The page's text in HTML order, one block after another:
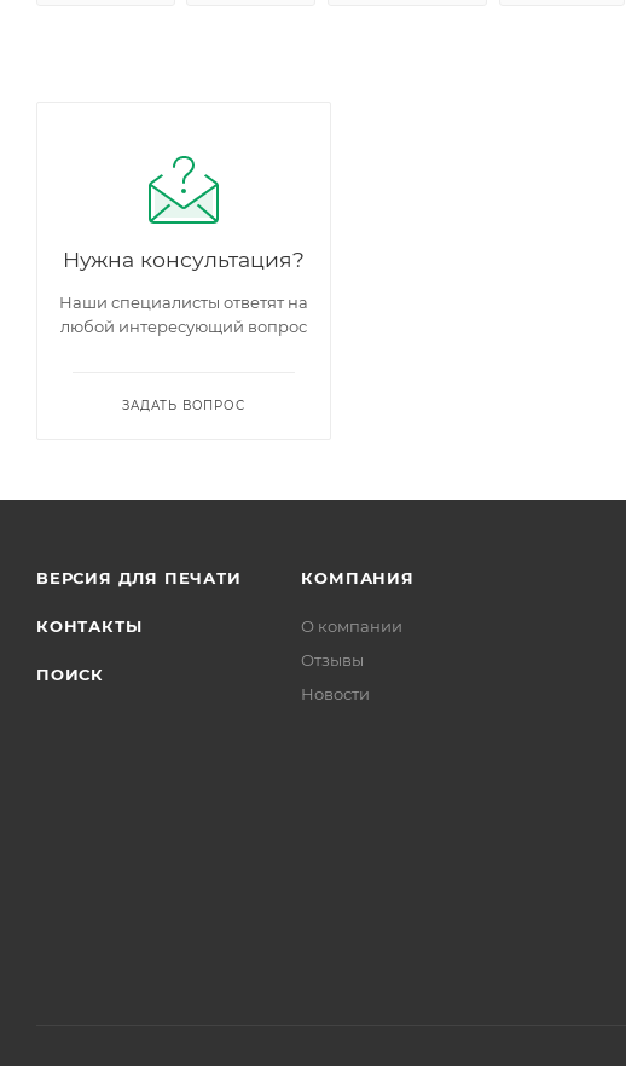
Нужна консультация?
Наши специалисты ответят на
любой интересующий вопрос
ЗАДАТЬ ВОПРОС
ВЕРСИЯ ДЛЯ ПЕЧАТИ
КОНТАКТЫ
ПОИСК
КОМПАНИЯ
О компании
Отзывы
Новости